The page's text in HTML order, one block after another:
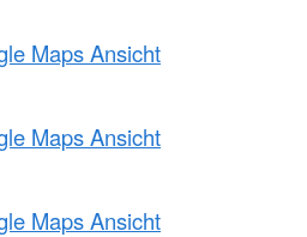
Maps Ansicht
Maps Ansicht
Maps Ansicht